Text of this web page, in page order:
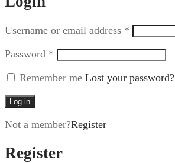
Username or email address *
Password *
Remember me Lost your password?
Log in
Not a member?Register
Register